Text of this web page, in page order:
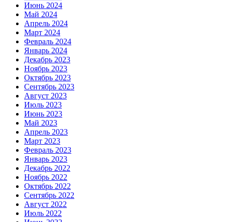
Июнь 2024
Май 2024
Апрель 2024
Март 2024
Февраль 2024
Январь 2024
Декабрь 2023
Ноябрь 2023
Октябрь 2023
Сентябрь 2023
Август 2023
Июль 2023
Июнь 2023
Май 2023
Апрель 2023
Март 2023
Февраль 2023
Январь 2023
Декабрь 2022
Ноябрь 2022
Октябрь 2022
Сентябрь 2022
Август 2022
Июль 2022